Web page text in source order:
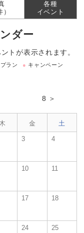
）
各種
イベント
ダー
トが表示されます。
ラン ● キャンペーン
8 ＞
木 金 土
3 4
10 11
17 18
24
25